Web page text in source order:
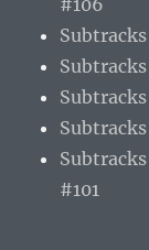
#106
#101